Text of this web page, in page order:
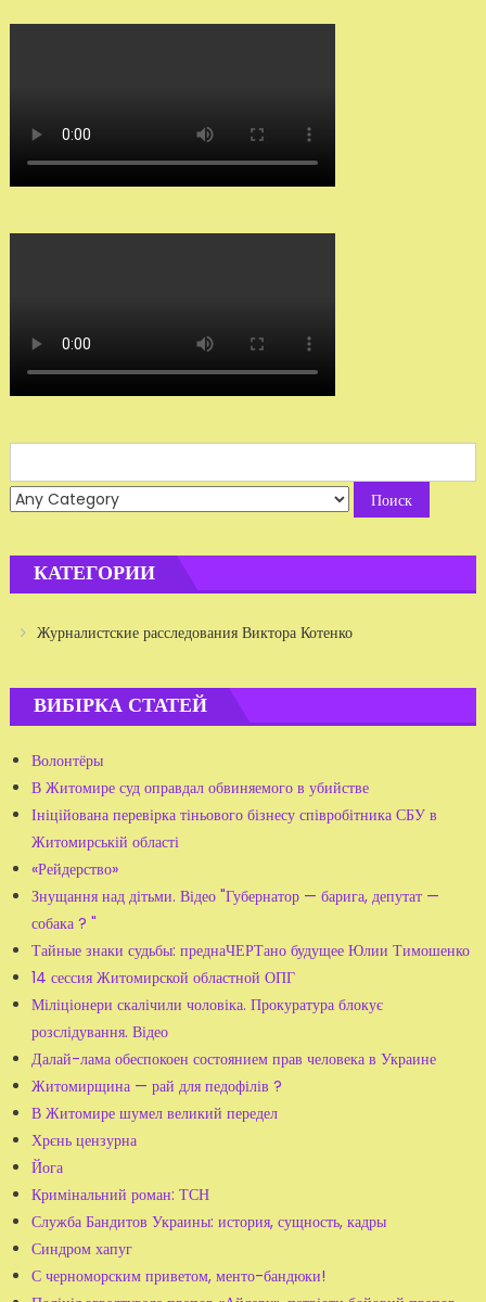
for:
КАТЕГОРИИ
Журналистские расследования Виктора Котенко
ВИБІРКА СТАТЕЙ
Волонтёры
В Житомире суд оправдал обвиняемого в убийстве
Ініційована перевірка тіньового бізнесу співробітника СБУ в
Житомирській області
«Рейдерство»
Знущання над дітьми. Відео "Губернатор — барига, депутат —
собака ? "
Тайные знаки судьбы: преднаЧЕРТано будущее Юлии Тимошенко
14 сессия Житомирской областной ОПГ
Міліціонери скалічили чоловіка. Прокуратура блокує
розслідування. Відео
Далай-лама обеспокоен состоянием прав человека в Украине
Житомирщина — рай для педофілів ?
В Житомире шумел великий передел
Хрєнь цензурна
Йога
Кримінальний роман: ТСН
Служба Бандитов Украины: история, сущность, кадры
Синдром хапуг
С черноморским приветом, менто-бандюки!